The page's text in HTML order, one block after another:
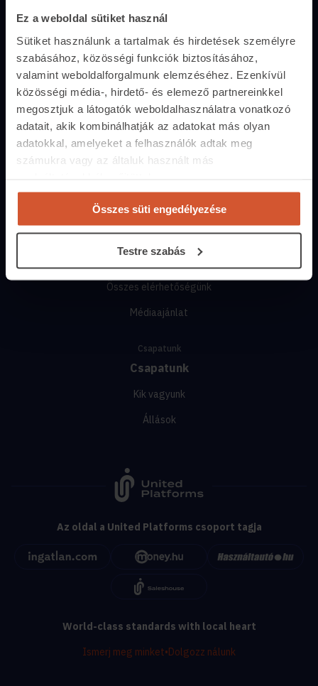
Ez a weboldal sütiket használ
Sütiket használunk a tartalmak és hirdetések személyre
szabásához, közösségi funkciók biztosításához,
valamint weboldalforgalmunk elemzéséhez. Ezenkívül
közösségi média-, hirdető- és elemező partnereinkkel
megosztjuk a látogatók weboldalhasználatra vonatkozó
adatait, akik kombinálhatják az adatokat más olyan
adatokkal, amelyeket a felhasználók adtak meg
számukra vagy az általuk használt más
Összes süti engedélyezése
Testre szabás
Energiatanúsítvány
Közvetítőknek
Belépés közvetítőknek
Árak és hirdetési lehetőségek
Fizetési lehetőségek
Lehetőségek közvetítőknek
Kapcsolat
+36 1 237 2065
segitunk.ingatlan.com
Összes elérhetőségünk
Médiaajánlat
Csapatunk
Csapatunk
Kik vagyunk
Állások
Az oldal a United Platforms csoport tagja
World-class standards with local heart
Ismerj meg minket•Dolgozz nálunk